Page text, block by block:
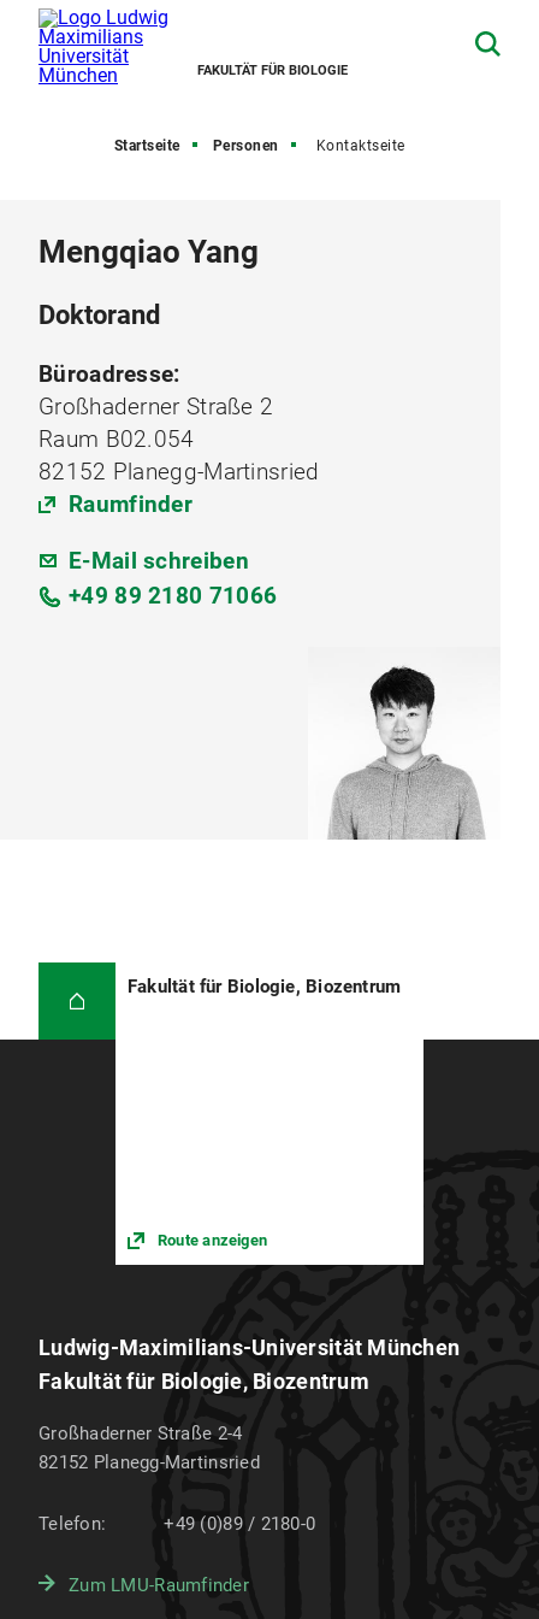
FAKULTÄT FÜR BIOLOGIE
Startseite Personen Kontaktseite
Mengqiao Yang
Doktorand
Büroadresse:
Großhaderner Straße 2
Raum B02.054
82152 Planegg-Martinsried
Raumfinder
E-Mail schreiben
+49 89 2180 71066
Fakultät für Biologie, Biozentrum
Route anzeigen
Ludwig-Maximilians-Universität München
Fakultät für Biologie, Biozentrum
Großhaderner Straße 2-4
82152 Planegg-Martinsried
Telefon: +49 (0)89 / 2180-0
Zum LMU-Raumfinder